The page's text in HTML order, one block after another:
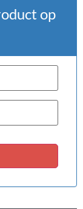
op